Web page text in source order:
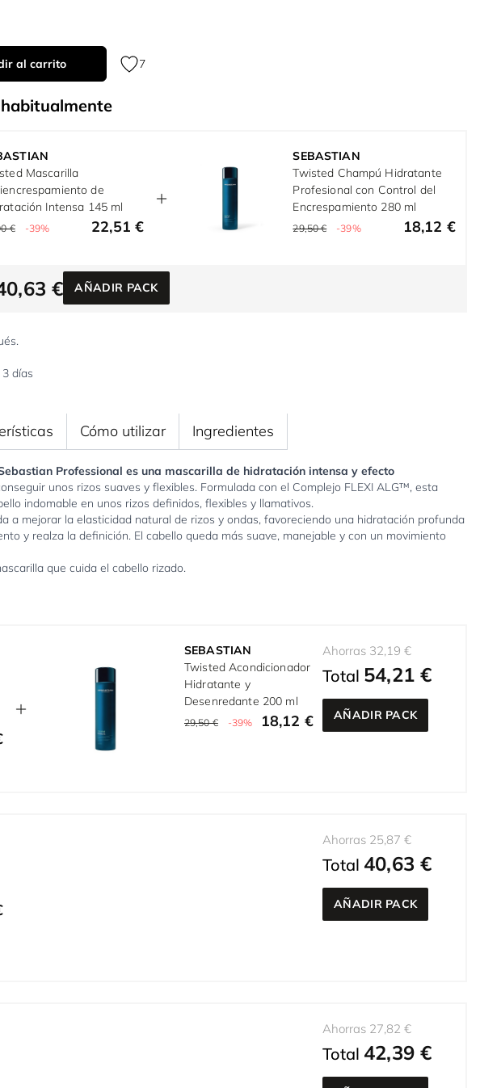
View larger image
al carrito 7
Mascarilla
de
Intensa 145 ml
€ -39% 22,51 €
SEBASTIAN
Twisted Champú Hidratante
Profesional con Control del
Encrespamiento 280 ml
29,50 € -39% 18,12 €
€ AÑADIR PACK
días
Professional es una mascarilla de hidratación intensa y efecto
unos rizos suaves y flexibles. Formulada con el Complejo FLEXI ALG™, esta
indomable en unos rizos definidos, flexibles y llamativos.
a mejorar la elasticidad natural de rizos y ondas, favoreciendo una hidratación profunda
y realza la definición. El cabello queda más suave, manejable y con un movimiento
que cuida el cabello rizado.
Cómo utilizar Ingredientes
SEBASTIAN
Twisted Acondicionador
Hidratante y
Desenredante 200 ml
29,50 € -39% 18,12 €
Ahorras 32,19 €
Total 54,21 €
AÑADIR PACK
Ahorras 25,87 €
Total 40,63 €
AÑADIR PACK
Ahorras 27,82 €
Total 42,39 €